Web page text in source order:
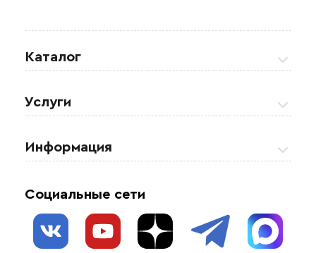
Каталог
Регулирующая аппаратура
Взрывозащищенное оборудование
Системы защиты от протечки
Услуги
Обогрев резервуаров
Обогрев трубопроводов
Информация
Блог
Социальные сети